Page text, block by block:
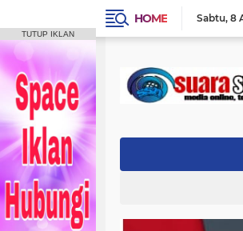
HOME Sabtu 8
TUTUP IKLAN